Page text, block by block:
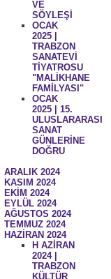
VE
SÖYLEŞİ
OCAK
2025 |
TRABZON
SANATEVİ
TİYATROSU
"MALİKHANE
FAMİLYASI"
OCAK
2025 | 15.
ULUSLARARASI
SANAT
GÜNLERİNE
DOĞRU
ARALIK 2024
KASIM 2024
EKİM 2024
EYLÜL 2024
AĞUSTOS 2024
TEMMUZ 2024
HAZİRAN 2024
H AZİRAN
2024 |
TRABZON
KÜLTÜR